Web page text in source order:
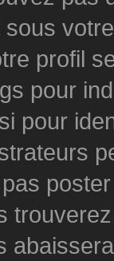
profil
pour
pour